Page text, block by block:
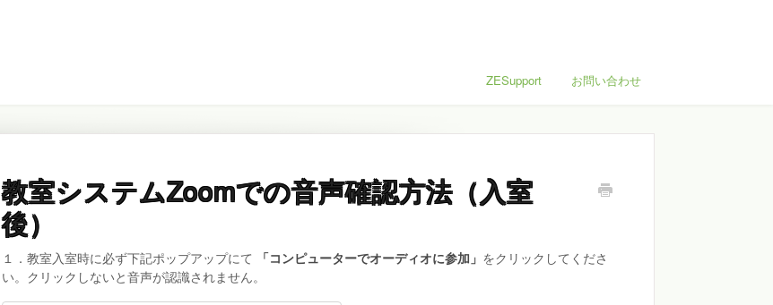
ZESupport お問い合わせ
教室システムZoomでの音声確認方法（入室
後）
１．教室入室時に必ず下記ポップアップにて 「コンピューターでオーディオに参加」 をクリックしてくださ
い。クリックしないと音声が認識されません。